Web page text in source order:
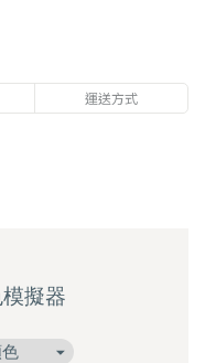
運送方式
擬器